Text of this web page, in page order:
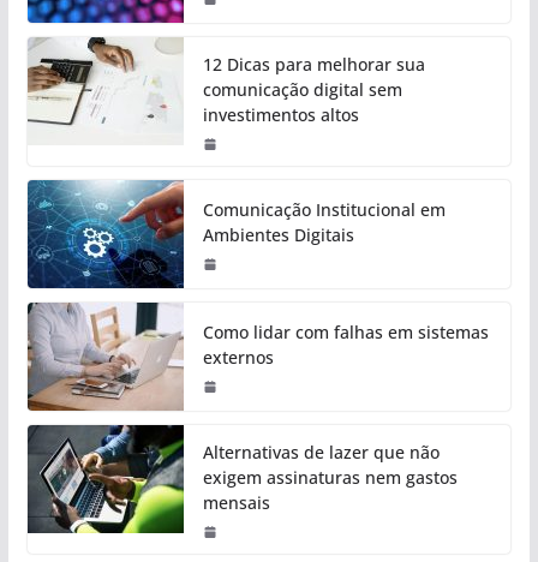
12 Dicas para melhorar sua
comunicação digital sem
investimentos altos
Comunicação Institucional em
Ambientes Digitais
Como lidar com falhas em sistemas
externos
Alternativas de lazer que não
exigem assinaturas nem gastos
mensais